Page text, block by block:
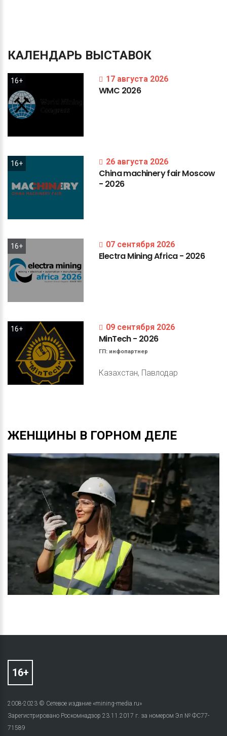
КАЛЕНДАРЬ ВЫСТАВОК
16+ 17 августа 2026
WMC 2026
16+ 26 августа 2026
ChinamachineryfairMoscow
- 2026
16+ 07 сентября 2026
ElectraMiningAfrica- 2026
16+ 09 сентября 2026
MinTech- 2026
ГП: инфопартнер
Казахстан, Павлодар
ЖЕНЩИНЫ В ГОРНОМ ДЕЛЕ
2008-2023 © Сетевое издание «mining-media.ru»
Зарегистрировано Роскомнадзор 23.11.2017 г. за номером Эл № ФС77-
71589